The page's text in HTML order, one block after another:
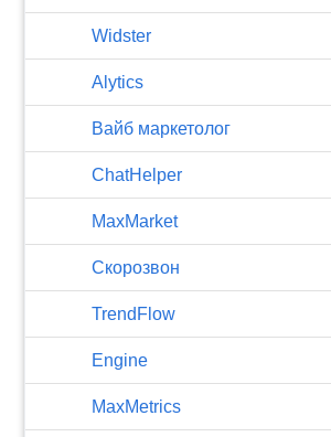
Widster
Alytics
Вайб маркетолог
ChatHelper
MaxMarket
Скорозвон
TrendFlow
Engine
MaxMetrics